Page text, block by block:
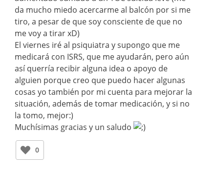
da mucho miedo acercarme al balcón por si me
tiro, a pesar de que soy consciente de que no
me voy a tirar xD)
El viernes iré al psiquiatra y supongo que me
medicará con ISRS, que me ayudarán, pero aún
así querría recibir alguna idea o apoyo de
alguien porque creo que puedo hacer algunas
cosas yo también por mi cuenta para mejorar la
situación, además de tomar medicación, y si no
la tomo, mejor:)
Muchísimas gracias y un saludo
0